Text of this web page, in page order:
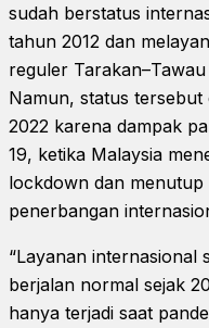
sudah berstatus
tahun 2012 dan
reguler
Namun, status tersebut
2022 karena dampak
19, ketika Malaysia
lockdown dan menutup
penerbangan
“Layanan internasional
berjalan normal sejak
hanya terjadi saat